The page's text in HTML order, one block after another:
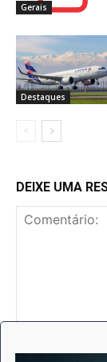
Gerais
Destaques
DEIXE UMA